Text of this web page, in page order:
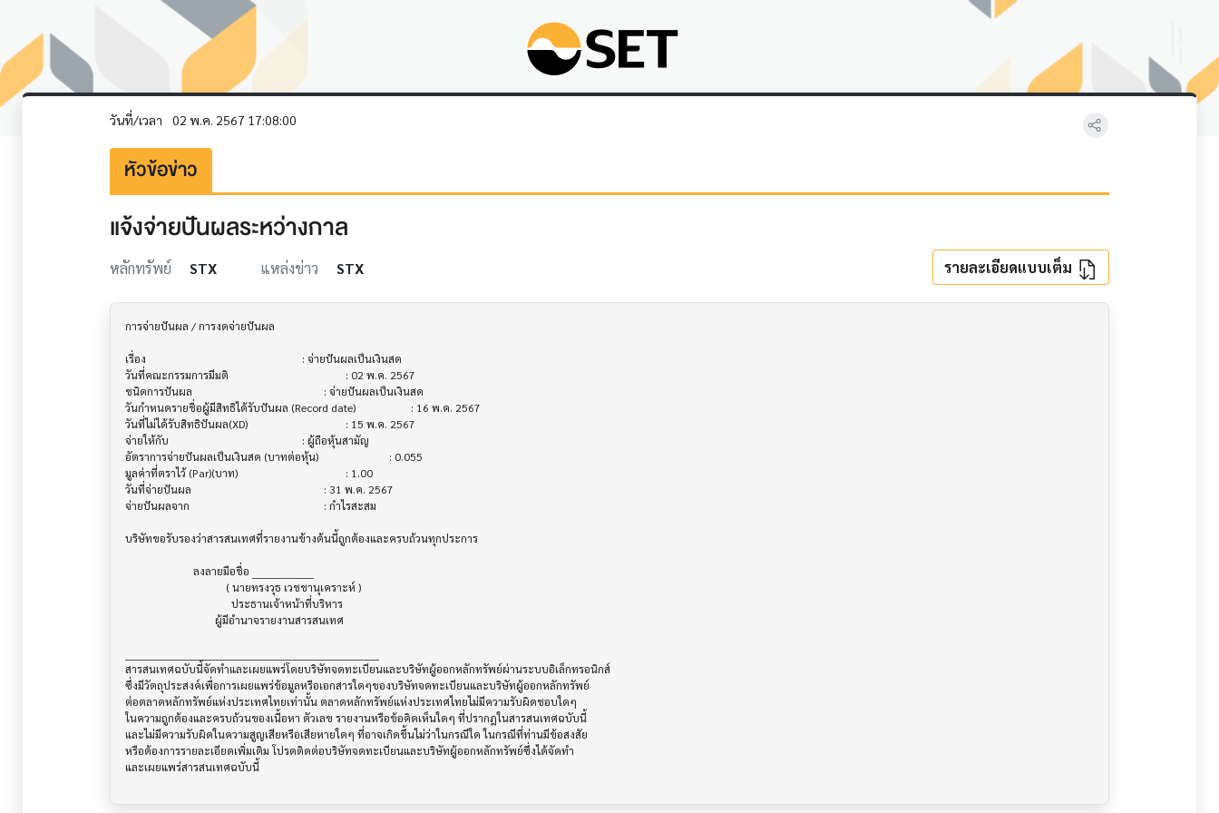
วันที่/เวลา 02 พ.ค. 2567 17:08:00
หัวข้อข่าว
แจ้งจ่ายปันผลระหว่างกาล
หลักทรัพย์ STX แหล่งข่าว STX รายละเอียดแบบเต็ม
การจ่ายปันผล / การงดจ่ายปันผล
เรื่อง                                  			 : จ่ายปันผลเป็นเงินสด
วันที่คณะกรรมการมีมติ                     			 : 02 พ.ค. 2567
ชนิดการปันผล                           			 : จ่ายปันผลเป็นเงินสด
วันกำหนดรายชื่อผู้มีสิทธิได้รับปันผล (Record date)			 : 16 พ.ค. 2567
วันที่ไม่ได้รับสิทธิปันผล(XD)               			 : 15 พ.ค. 2567
จ่ายให้กับ                              			 : ผู้ถือหุ้นสามัญ
อัตราการจ่ายปันผลเป็นเงินสด (บาทต่อหุ้น)   			 : 0.055
มูลค่าที่ตราไว้ (Par)(บาท)                 			 : 1.00
วันที่จ่ายปันผล                          			 : 31 พ.ค. 2567
จ่ายปันผลจาก                           			 : กำไรสะสม
บริษัทขอรับรองว่าสารสนเทศที่รายงานข้างต้นนี้ถูกต้องและครบถ้วนทุกประการ
สารสนเทศฉบับนี้จัดทำและเผยแพร่โดยบริษัทจดทะเบียนและบริษัทผู้ออกหลักทรัพย์ผ่านระบบอิเล็กทรอนิกส์
ซึ่งมีวัตถุประสงค์เพื่อการเผยแพร่ข้อมูลหรือเอกสารใดๆของบริษัทจดทะเบียนและบริษัทผู้ออกหลักทรัพย์
ต่อตลาดหลักทรัพย์แห่งประเทศไทยเท่านั้น ตลาดหลักทรัพย์แห่งประเทศไทยไม่มีความรับผิดชอบใดๆ
ในความถูกต้องและครบถ้วนของเนื้อหา ตัวเลข รายงานหรือข้อคิดเห็นใดๆ ที่ปรากฎในสารสนเทศฉบับนี้
และไม่มีความรับผิดในความสูญเสียหรือเสียหายใดๆ ที่อาจเกิดขึ้นไม่ว่าในกรณีใด ในกรณีที่ท่านมีข้อสงสัย
หรือต้องการรายละเอียดเพิ่มเติม โปรดติดต่อบริษัทจดทะเบียนและบริษัทผู้ออกหลักทรัพย์ซึ่งได้จัดทำ